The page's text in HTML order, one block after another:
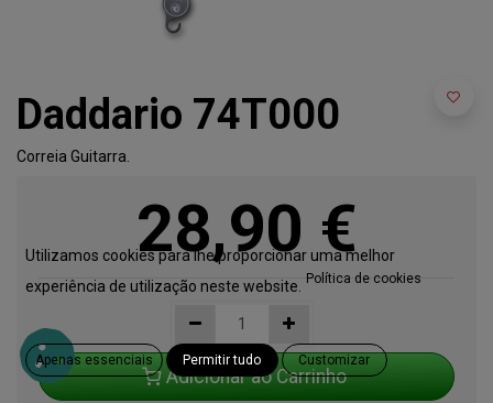
Daddario 74T000
Correia Guitarra.
28,90 €
Adicionar ao Carrinho
Utilizamos cookies para lhe proporcionar uma melhor
experiência de utilização neste website.
Política de cookies
Apenas essenciais Permitir tudo Customizar